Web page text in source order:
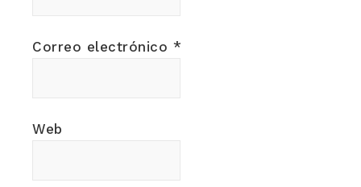
Correo electrónico *
Web